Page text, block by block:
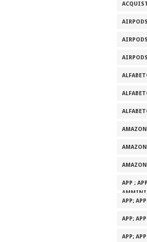
APP ;
APP;
APP;
APP;